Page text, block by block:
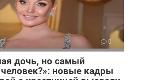
0
дочь, но самый
новые кадры